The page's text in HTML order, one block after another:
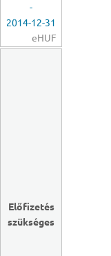
-
2014-12-31
eHUF
Előfizetés
szükséges